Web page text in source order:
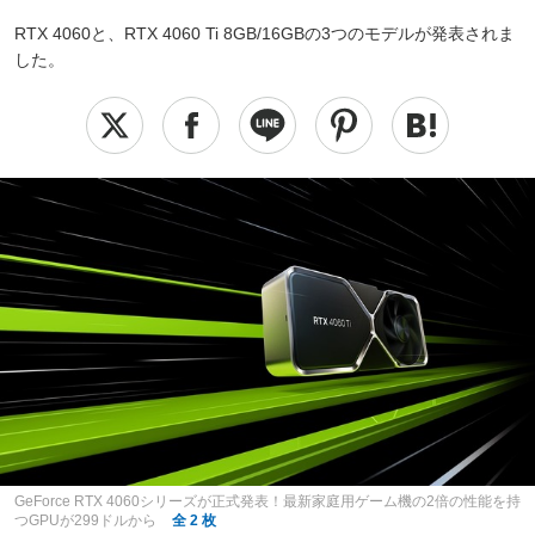
RTX 4060と、RTX 4060 Ti 8GB/16GBの3つのモデルが発表されま
した。
GeForce RTX 4060シリーズが正式発表！最新家庭用ゲーム機の2倍の性能を持
つGPUが299ドルから
全 2 枚